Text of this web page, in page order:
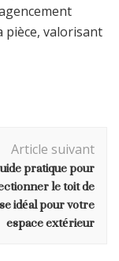
pièce, valorisant
Article suivant
pratique pour
le toit de
idéal pour votre
espace extérieur